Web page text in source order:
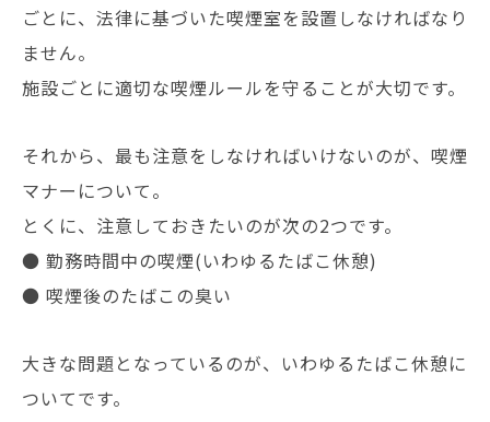
ごとに、法律に基づいた喫煙室を設置しなければなり
ません。
施設ごとに適切な喫煙ルールを守ることが大切です。
それから、最も注意をしなければいけないのが、喫煙
マナーについて。
とくに、注意しておきたいのが次の2つです。
● 勤務時間中の喫煙(いわゆるたばこ休憩)
● 喫煙後のたばこの臭い
大きな問題となっているのが、いわゆるたばこ休憩に
ついてです。